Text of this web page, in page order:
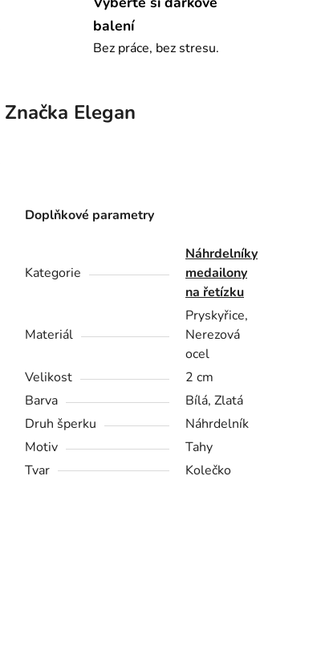
balení
Bez práce, bez stresu.
Značka Elegan
Doplňkové parametry
Kategorie
Náhrdelníky
medailony
na řetízku
Materiál
Pryskyřice,
Nerezová
ocel
Velikost
2 cm
Barva
Bílá, Zlatá
Druh šperku
Náhrdelník
Motiv
Tahy
Tvar
Kolečko